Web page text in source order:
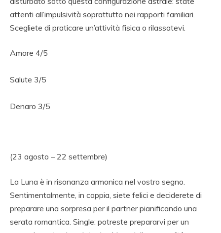
attenti all’impulsività soprattutto nei rapporti familiari.
Scegliete di praticare un’attività fisica o rilassatevi.
Amore 4/5
Salute 3/5
Denaro 3/5
(23 agosto – 22 settembre)
La Luna è in risonanza armonica nel vostro segno.
Sentimentalmente, in coppia, siete felici e deciderete di
preparare una sorpresa per il partner pianificando una
serata romantica. Single: potreste prepararvi per un